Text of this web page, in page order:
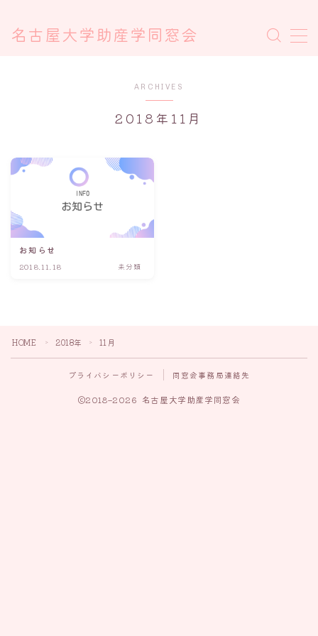
名古屋大学助産学同窓会
同窓会会則
同窓会事務局連絡先
ARCHIVES
2018年11月
お知らせ
2018.11.18 未分類
HOME ＞ 2018年 ＞ 11月
プライバシーポリシー 同窓会事務局連絡先
2018–2026 名古屋大学助産学同窓会